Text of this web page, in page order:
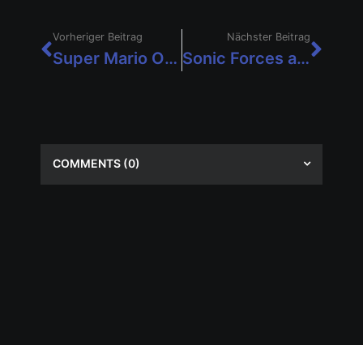
Vorheriger Beitrag
Super Mario Odyssey knackt nach nur 3 Tagen die 2-Millionen-Marke!
Nächster Beitrag
Sonic Forces ab sofort für Nintendo Switch im Handel erhältlich!
COMMENTS (0)